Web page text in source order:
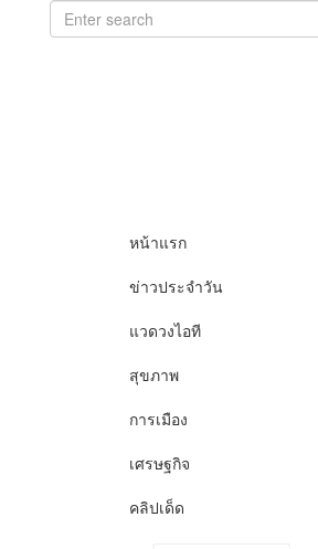
หน้าแรก
ข่าวประจำวัน
แวดวงไอที
สุขภาพ
การเมือง
เศรษฐกิจ
คลิปเด็ด